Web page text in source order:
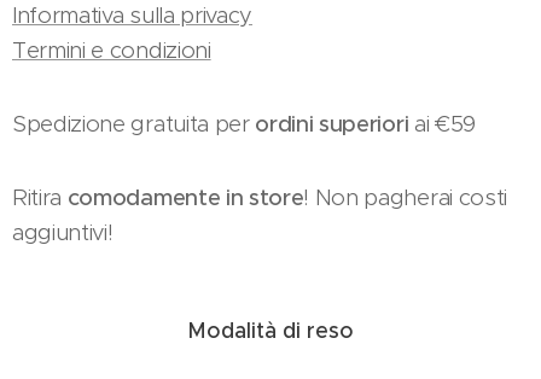
Informativa sulla privacy
Termini e condizioni
Spedizione gratuita perordini superiori ai €59
Ritira comodamente in store! Non pagherai costi
aggiuntivi!
Modalità di reso